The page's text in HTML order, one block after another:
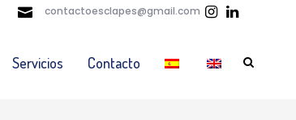
contactoesclapes@gmail.com
Servicios Contacto